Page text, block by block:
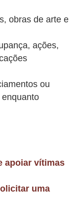
obras de arte e
ações,
ou
apoiar vítimas
uma